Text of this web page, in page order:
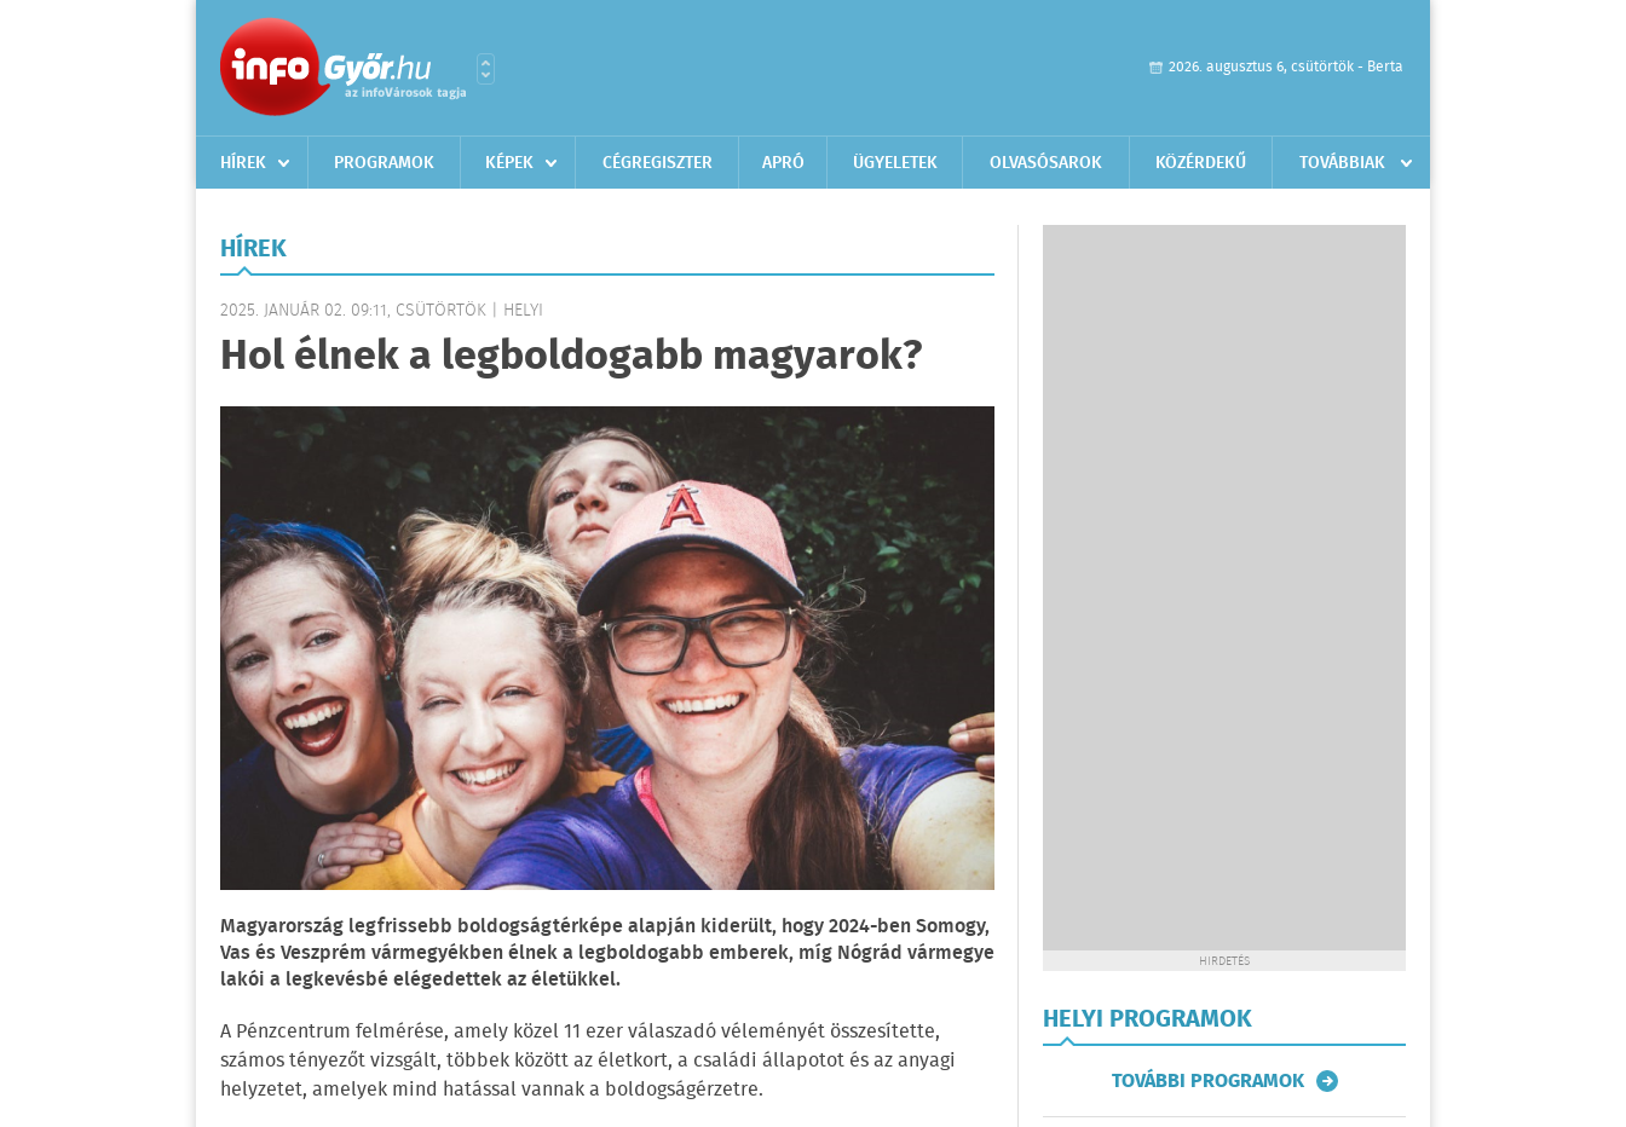
2026. augusztus 6, csütörtök - Berta
HÍREK PROGRAMOK KÉPEK CÉGREGISZTER APRÓ ÜGYELETEK OLVASÓSAROK KÖZÉRDEKŰ TOVÁBBIAK
HÍREK
2025. JANUÁR 02. 09:11, CSÜTÖRTÖK | HELYI
Hol élnek a legboldogabb magyarok?
Magyarország legfrissebb boldogságtérképe alapján kiderült, hogy 2024-ben Somogy,
Vas és Veszprém vármegyékben élnek a legboldogabb emberek, míg Nógrád vármegye
lakói a legkevésbé elégedettek az életükkel.
A Pénzcentrum felmérése, amely közel 11 ezer válaszadó véleményét összesítette,
számos tényezőt vizsgált, többek között az életkort, a családi állapotot és az anyagi
helyzetet, amelyek mind hatással vannak a boldogságérzetre.
HIRDETÉS
HELYI PROGRAMOK
TOVÁBBI PROGRAMOK